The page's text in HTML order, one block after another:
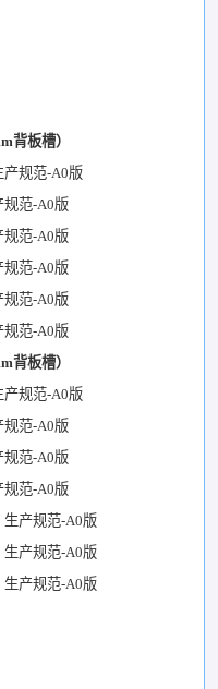
背板槽）
规范-A0版
范-A0版
范-A0版
范-A0版
范-A0版
范-A0版
背板槽）
规范-A0版
范-A0版
范-A0版
范-A0版
产规范-A0版
产规范-A0版
产规范-A0版